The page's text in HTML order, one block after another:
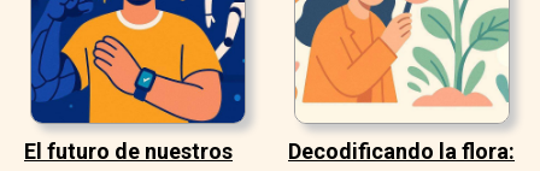
El futuro de nuestros
Decodificando la flora: